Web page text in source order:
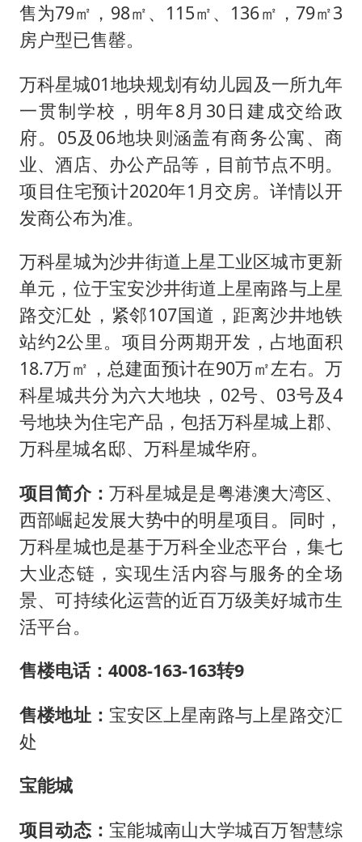
售为79㎡，98㎡、115㎡、136㎡，79㎡3
房户型已售罄。
万科星城01地块规划有幼儿园及一所九年
一贯制学校，明年8月30日建成交给政
府。05及06地块则涵盖有商务公寓、商
业、酒店、办公产品等，目前节点不明。
项目住宅预计2020年1月交房。详情以开
发商公布为准。
万科星城为沙井街道上星工业区城市更新
单元，位于宝安沙井街道上星南路与上星
路交汇处，紧邻107国道，距离沙井地铁
站约2公里。项目分两期开发，占地面积
18.7万㎡，总建面预计在90万㎡左右。万
科星城共分为六大地块，02号、03号及4
号地块为住宅产品，包括万科星城上郡、
万科星城名邸、万科星城华府。
项目简介：万科星城是是粤港澳大湾区、
西部崛起发展大势中的明星项目。同时，
万科星城也是基于万科全业态平台，集七
大业态链，实现生活内容与服务的全场
景、可持续化运营的近百万级美好城市生
活平台。
售楼电话：4008-163-163转9
售楼地址： 宝安区上星南路与上星路交汇
处
宝能城
项目动态： 宝能城南山大学城百万智慧综